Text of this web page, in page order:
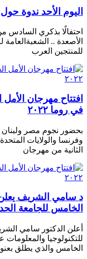
اليوم الأحد ندوة
احتفالًا بذكري السادس
الأصعدة .. الشعبةالعامة
للمنتجين العرب
افتتاح مهرجان الأمل
في روما ٢٠٢٢
بحضور نجوم مصر ولبنان
وفرنسا والولايات
الثانية من مهرجان
د سامي الشريف
الخامس للجامعة
أعلن الدكتور سامي
للتكنولوجيا
الخامس والذي يطلق